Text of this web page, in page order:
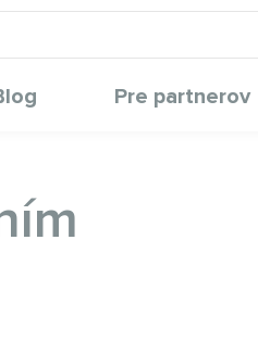
Pre partnerov